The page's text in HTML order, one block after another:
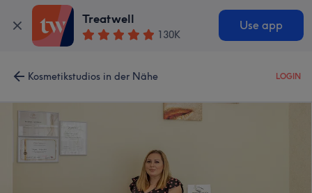
Treatwell
130K
Use app
Kosmetikstudios in der Nähe LOGIN